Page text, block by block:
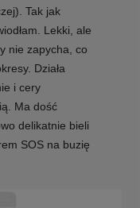
Tak jak
Lekki, ale
nie zapycha, co
Działa
i cery
Ma dość
delikatnie bieli
SOS na buzię